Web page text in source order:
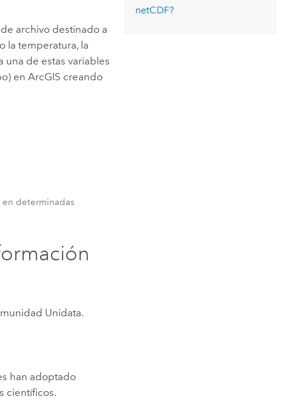
Explorar ArcGIS Pro
Leer la historia
archivo destinado a
la temperatura, la
una de estas variables
en ArcGIS creando
determinadas
Unidata.
han adoptado
científicos.
netCDF?